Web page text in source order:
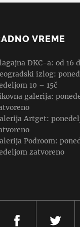
VREME
DKC-a: od 16
izlog:
10 – 15č
galerija:
Artget:
Podroom:
zatvoreno